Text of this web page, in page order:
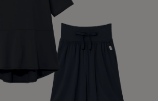
ピロー
ピロー